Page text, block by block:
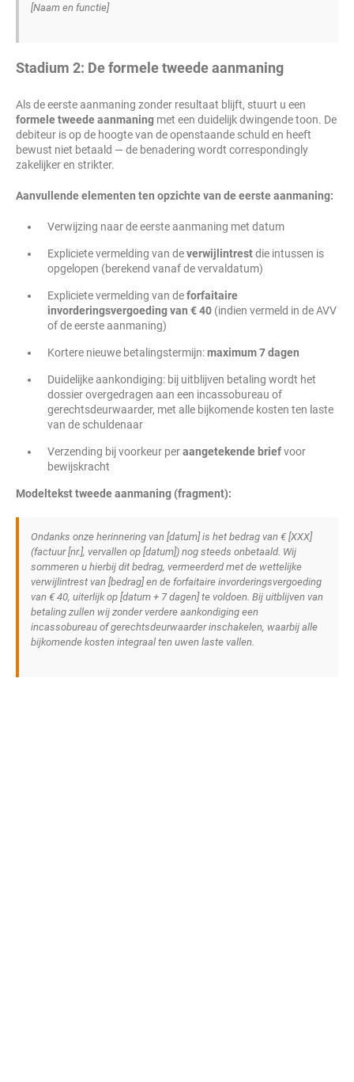
[Naam en functie]
Stadium 2: De formele tweede aanmaning
Als de eerste aanmaning zonder resultaat blijft, stuurt u een
formele tweede aanmaning met een duidelijk dwingende toon. De
debiteur is op de hoogte van de openstaande schuld en heeft
bewust niet betaald — de benadering wordt correspondingly
zakelijker en strikter.
Aanvullende elementen ten opzichte van de eerste aanmaning:
Verwijzing naar de eerste aanmaning met datum
Expliciete vermelding van deverwijlintrestdie intussen is
opgelopen (berekend vanaf de vervaldatum)
Expliciete vermelding van deforfaitaire
invorderingsvergoeding van € 40 (indien vermeld in de AVV
of de eerste aanmaning)
Kortere nieuwe betalingstermijn:maximum 7 dagen
Duidelijke aankondiging: bij uitblijven betaling wordt het
dossier overgedragen aan een incassobureau of
gerechtsdeurwaarder, met alle bijkomende kosten ten laste
van de schuldenaar
Verzending bij voorkeur peraangetekende briefvoor
bewijskracht
Modeltekst tweede aanmaning (fragment):
Ondanks onze herinnering van [datum] is het bedrag van € [XXX]
(factuur [nr.], vervallen op [datum]) nog steeds onbetaald. Wij
sommeren u hierbij dit bedrag, vermeerderd met de wettelijke
verwijlintrest van [bedrag] en de forfaitaire invorderingsvergoeding
van € 40, uiterlijk op [datum + 7 dagen] te voldoen. Bij uitblijven van
betaling zullen wij zonder verdere aankondiging een
incassobureau of gerechtsdeurwaarder inschakelen, waarbij alle
bijkomende kosten integraal ten uwen laste vallen.